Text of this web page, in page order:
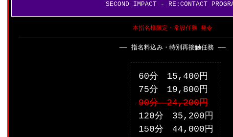
SECOND IMPACT - RE:CONTACT
本指名様限定・常設任務 発令
―― 指名料込み・特別再接触任務 ――
60分 15,400円
75分 19,800円
90分 24,200円
120分 35,200円
150分 44,000円